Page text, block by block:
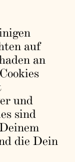
auf
an
und
sind
die Dein